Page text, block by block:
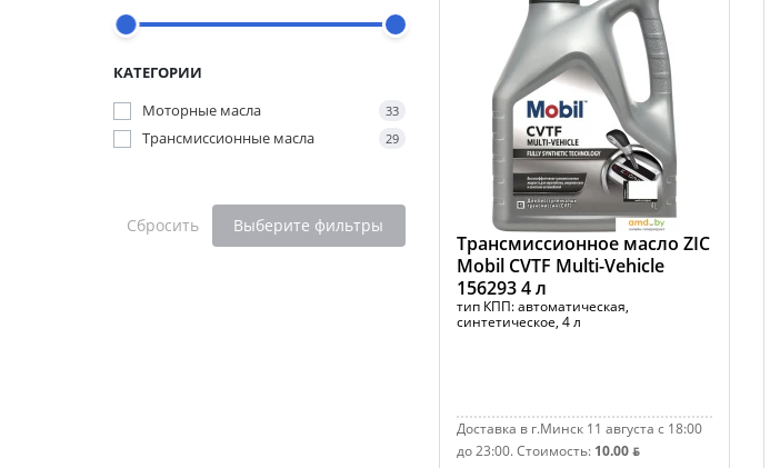
КАТЕГОРИИ
Моторные масла
33
Трансмиссионные масла 29
Сбросить Выберите фильтры
Трансмиссионное масло ZIC
Mobil CVTF Multi-Vehicle
156293 4 л
тип КПП: автоматическая,
синтетическое, 4 л
Доставка в г.Минск 11 августа с 18:00
до 23:00.Стоимость: 10.00 ƃ